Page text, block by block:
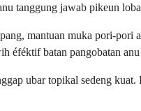
tanggung jawab pikeun
mantuan muka pori-
éféktif batan pangobatan
ubar topikal sedeng